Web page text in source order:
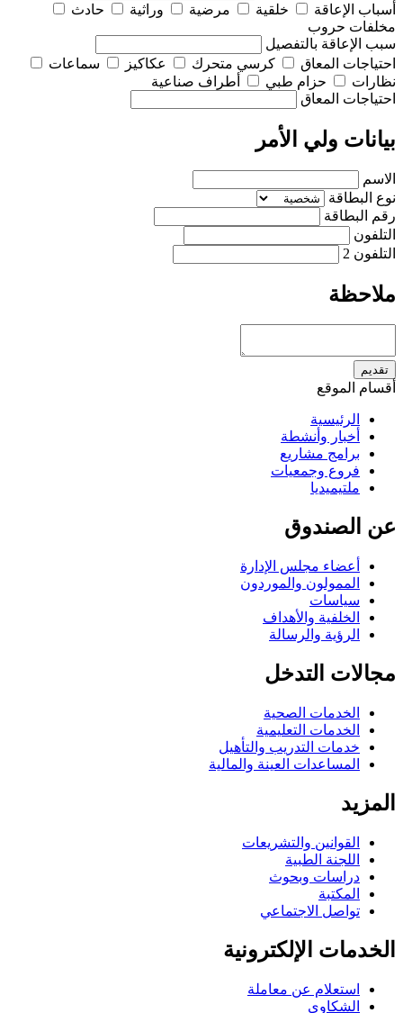
أسباب الإعاقة
خلقية مرضية وراثية
حادث
مخلفات حروب
سبب الإعاقة بالتفصيل
احتياجات المعاق
كرسي متحرك عكاكيز
سماعات
نظارات
حزام طبي
أطراف صناعية
احتياجات المعاق
بيانات ولي الأمر
الاسم
نوع البطاقة
رقم البطاقة
التلفون
التلفون 2
ملاحظة
تقديم
أقسام الموقع
الرئيسية
أخبار وأنشطة
برامج مشاريع
فروع وجمعيات
ملتيميديا
عن الصندوق
أعضاء مجلس الإدارة
الممولون والموردون
سياسات
الخلفية والأهداف
الرؤية والرسالة
مجالات التدخل
الخدمات الصحية
الخدمات التعليمية
خدمات التدريب والتأهيل
المساعدات العينة والمالية
المزيد
القوانين والتشريعات
اللجنة الطبية
دراسات وبحوث
المكتبة
تواصل الاجتماعي
الخدمات الإلكترونية
استعلام عن معاملة
الشكاوي